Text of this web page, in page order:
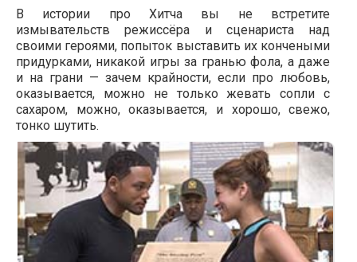
В истории про Хитча вы не встретите
измывательств режиссёра и сценариста над
своими героями, попыток выставить их кончеными
придурками, никакой игры за гранью фола, а даже
и на грани — зачем крайности, если про любовь,
оказывается, можно не только жевать сопли с
сахаром, можно, оказывается, и хорошо, свежо,
тонко шутить.